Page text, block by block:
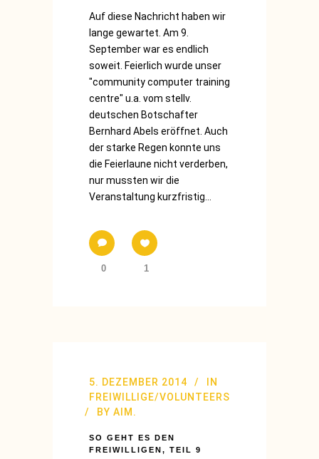
Auf diese Nachricht haben wir
lange gewartet. Am 9.
September war es endlich
soweit. Feierlich wurde unser
"community computer training
centre" u.a. vom stellv.
deutschen Botschafter
Bernhard Abels eröffnet. Auch
der starke Regen konnte uns
die Feierlaune nicht verderben,
nur mussten wir die
Veranstaltung kurzfristig...
0 1
5. DEZEMBER 2014
IN
FREIWILLIGE/VOLUNTEERS
BY AIM.
SO GEHT ES DEN
FREIWILLIGEN, TEIL 9